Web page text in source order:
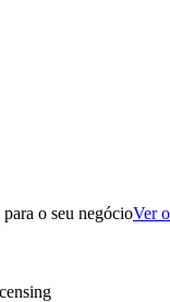
o seu negócioVer